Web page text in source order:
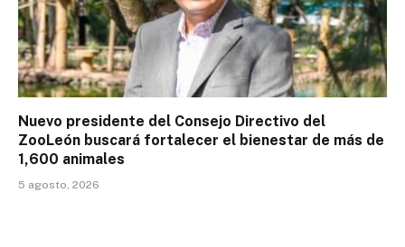
Nuevo presidente del Consejo Directivo del
ZooLeón buscará fortalecer el bienestar de más de
1,600 animales
5 agosto, 2026